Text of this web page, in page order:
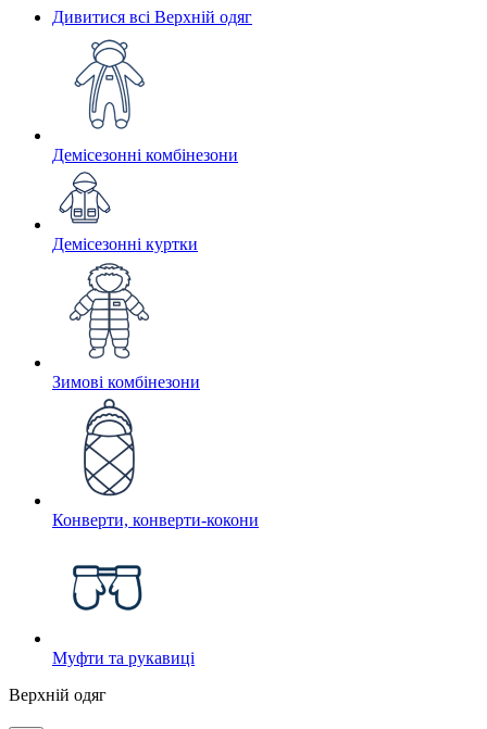
Дивитися всі Верхній одяг
Демісезонні комбінезони
Демісезонні куртки
Зимові комбінезони
Конверти, конверти-кокони
Муфти та рукавиці
Верхній одяг